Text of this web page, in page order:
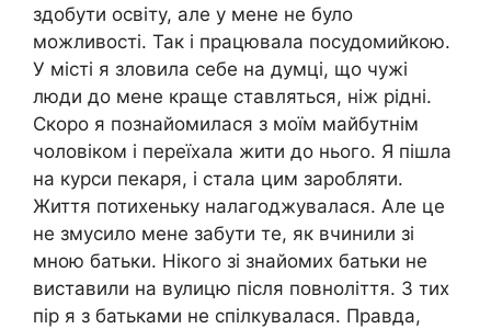
здобути освіту, але у мене не було
можливості. Так і працювала посудомийкою.
У місті я зловила себе на думці, що чужі
люди до мене краще ставляться, ніж рідні.
Скоро я познайомилася з моїм майбутнім
чоловіком і переїхала жити до нього. Я пішла
на курси пекаря, і стала цим заробляти.
Життя потихеньку налагоджувалася. Але це
не змусило мене забути те, як вчинили зі
мною батьки. Нікого зі знайомих батьки не
виставили на вулицю після повноліття. З тих
пір я з батьками не спілкувалася. Правда,